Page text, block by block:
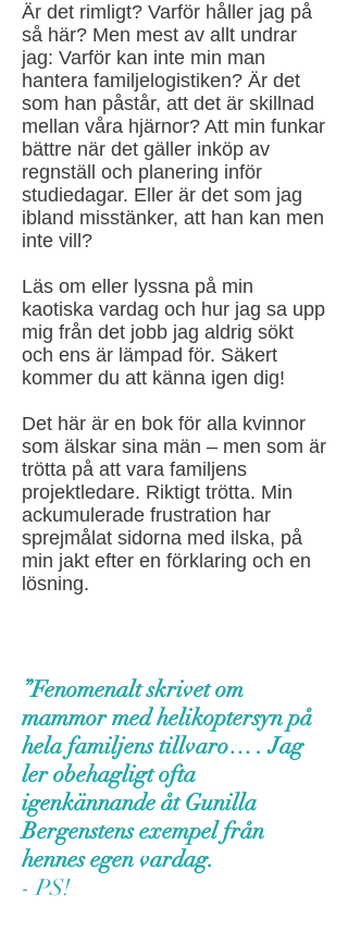
Är det rimligt? Varför håller jag på
så här? Men mest av allt undrar
jag: Varför kan inte min man
hantera familjelogistiken? Är det
som han påstår, att det är skillnad
mellan våra hjärnor? Att min funkar
bättre när det gäller inköp av
regnställ och planering inför
studiedagar. Eller är det som jag
ibland misstänker, att han kan men
inte vill?
Läs om eller lyssna på min
kaotiska vardag och hur jag sa upp
mig från det jobb jag aldrig sökt
och ens är lämpad för. Säkert
kommer du att känna igen dig!
Det här är en bok för alla kvinnor
som älskar sina män – men som är
trötta på att vara familjens
projektledare. Riktigt trötta. Min
ackumulerade frustration har
sprejmålat sidorna med ilska, på
min jakt efter en förklaring och en
lösning.
”Fenomenalt skrivet om
mammor med helikoptersyn på
hela familjens tillvaro… . Jag
ler obehagligt ofta
igenkännande åt Gunilla
Bergenstens exempel från
hennes egen vardag.
- PS!